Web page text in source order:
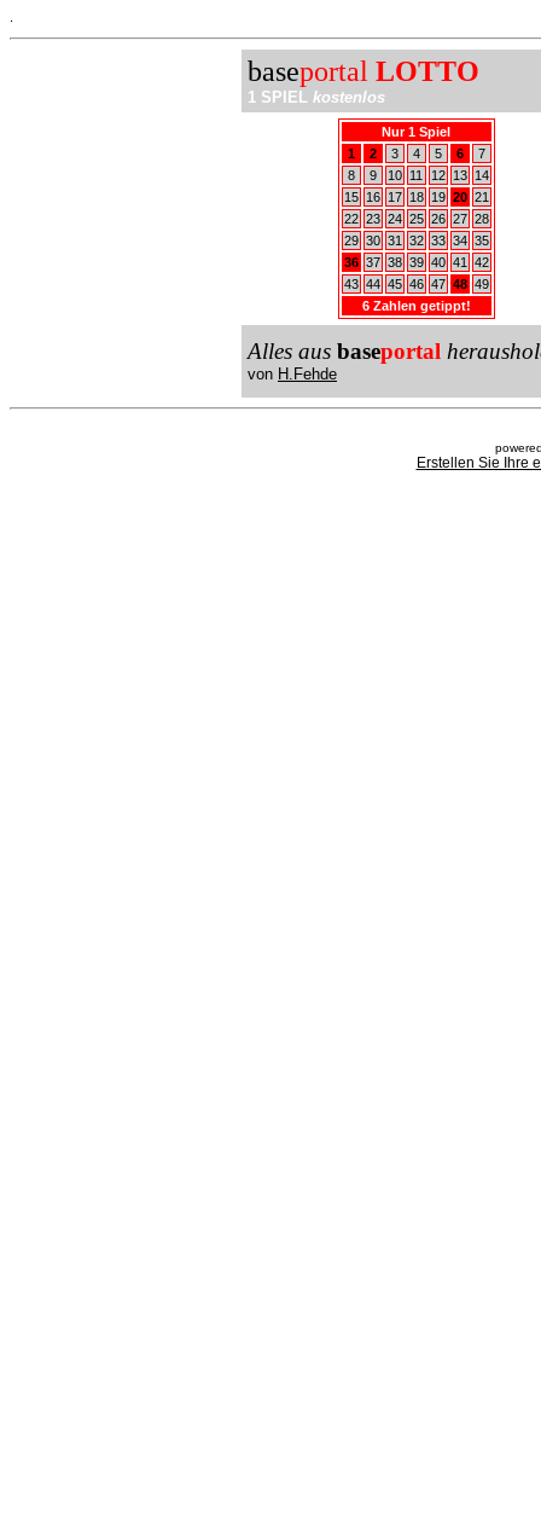
baseportal LOTTO
1 SPIEL kostenlos
Nur 1 Spiel
1
2 3 4 5 6
7
8
9 10 11 12 13
14
15
16 17 18 19 20 21
22 23 24 25 26 27 28
29 30 31 32 33 34 35
36 37 38 39 40 41
42
43 44 45 46 47 48 49
6 Zahlen getippt!
Alles aus baseportal
von H.Fehde
Erstellen Sie Ihre